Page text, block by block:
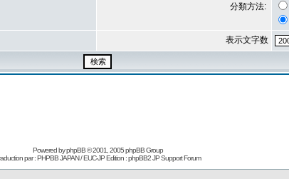
分類方法:
表示文字数
Powered byphpBB© 2001, 2005 phpBB Group
par : PHPBB JAPAN / EUC-JP Edition :phpBB2 JP Support Forum